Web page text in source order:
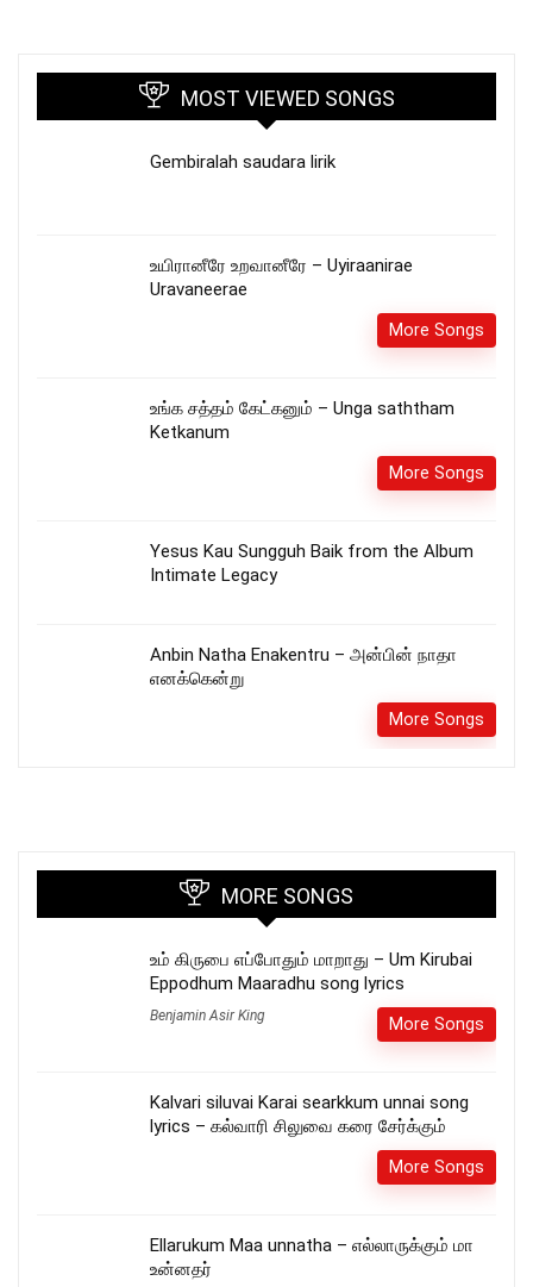
MOST VIEWED SONGS
Gembiralah saudara lirik
உயிரானீரே உறவானீரே – Uyiraanirae
Uravaneerae
More Songs
உங்க சத்தம் கேட்கனும் – Unga saththam
Ketkanum
More Songs
Yesus Kau Sungguh Baik from the Album
Intimate Legacy
Anbin Natha Enakentru – அன்பின் நாதா
எனக்கென்று
More Songs
MORE SONGS
உம் கிருபை எப்போதும் மாறாது – Um Kirubai
Eppodhum Maaradhu song lyrics
Benjamin Asir King More Songs
Kalvari siluvai Karai searkkum unnai song
lyrics – கல்வாரி சிலுவை கரை சேர்க்கும்
More Songs
Ellarukum Maa unnatha – எல்லாருக்கும் மா
உன்னதர்